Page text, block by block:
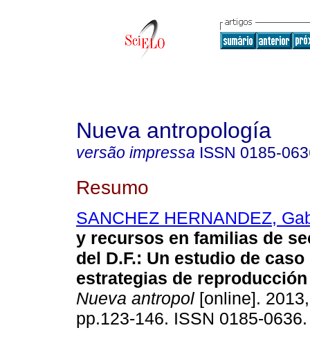
Nueva antropología
versão impressa ISSN 0185-
Resumo
SANCHEZ HERNANDEZ,
y recursos en familias de
del D.F.: Un estudio de caso
estrategias de
Nueva antropol [online].
pp.123-146. ISSN 0185-0636.